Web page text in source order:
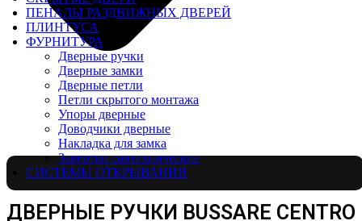
ПЕНАЛЫ РАЗДВИЖНЫХ ДВЕРЕЙ
ПЛИНТУСА
ФУРНИТУРА
Дверные ручки
Дверные замки
Дверные петли
Петли скрытого монтажа
Упоры дверные
Доводчики дверные
Накладка для замка
Завертки сантехнические
СИСТЕМЫ ОТКРЫВАНИЯ
ДВЕРНЫЕ РУЧКИ BUSSARE CENTRO